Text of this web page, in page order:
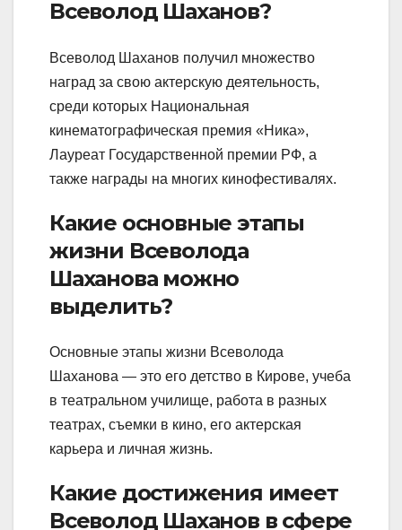
Всеволод Шаханов?
Всеволод Шаханов получил множество
наград за свою актерскую деятельность,
среди которых Национальная
кинематографическая премия «Ника»,
Лауреат Государственной премии РФ, а
также награды на многих кинофестивалях.
Какие основные этапы
жизни Всеволода
Шаханова можно
выделить?
Основные этапы жизни Всеволода
Шаханова — это его детство в Кирове, учеба
в театральном училище, работа в разных
театрах, съемки в кино, его актерская
карьера и личная жизнь.
Какие достижения имеет
Всеволод Шаханов в сфере